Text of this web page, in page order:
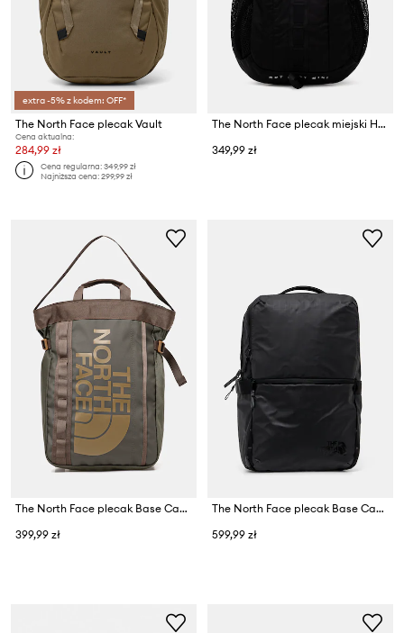
extra -5% z kodem: OFF*
The North Face plecak Vault
Cena aktualna:
284,99 zł
Cena regularna:349,99 zł
Najniższa cena:299,99 zł
The North Face plecak miejski Hot Shot Mini
349,99 zł
The North Face plecak Base Camp Tote Pack
399,99 zł
The North Face plecak Base Camp Voyager
599,99 zł